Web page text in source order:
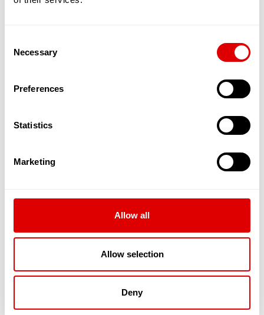
Selection
Necessary
Preferences
Statistics
Marketing
Allow all
Allow selection
Deny
mal et avez besoin de soins pour faire vos
pansements ou les changer ? Ces
Vous êtes en situation de handicap ? Tous
attentifs et empathiques pour arriver à ce
que vos soins soient les meilleurs
Vous revenez d'hospitalisation ? Vous avez
une maladie chronique ? Les infirmiers
perfusions qui vous seront nécessaires.
Vous ou votre conjoint souffrez de la
sont spécialisées dans cet
Spécialisées Alzheimer-) à votre domicile et
vous aide vous, l'Aidant familial, mais aussi
Vous avez besoin d'appui pour votre
toilette, votre douche ? Ces